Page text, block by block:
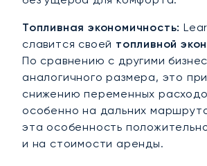
Топливная экономичность:
славится своей топливной
По сравнению с другими
аналогичного размера, это
снижению переменных
особенно на дальних
эта особенность
и на стоимости аренды.